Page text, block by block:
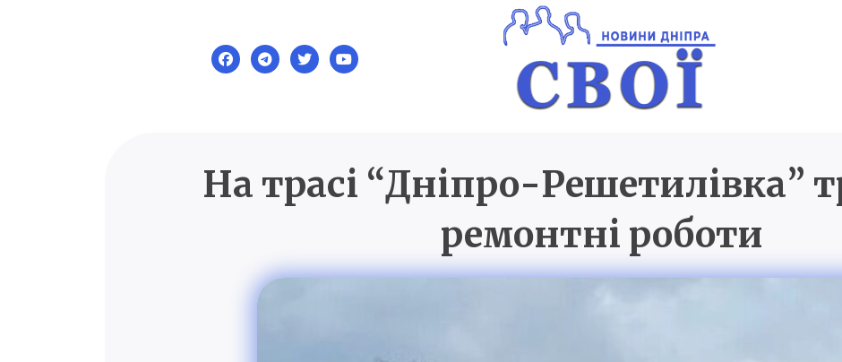
Новини Дніпра
На трасі “Дніпро-Решетилівка”
ремонтні роботи